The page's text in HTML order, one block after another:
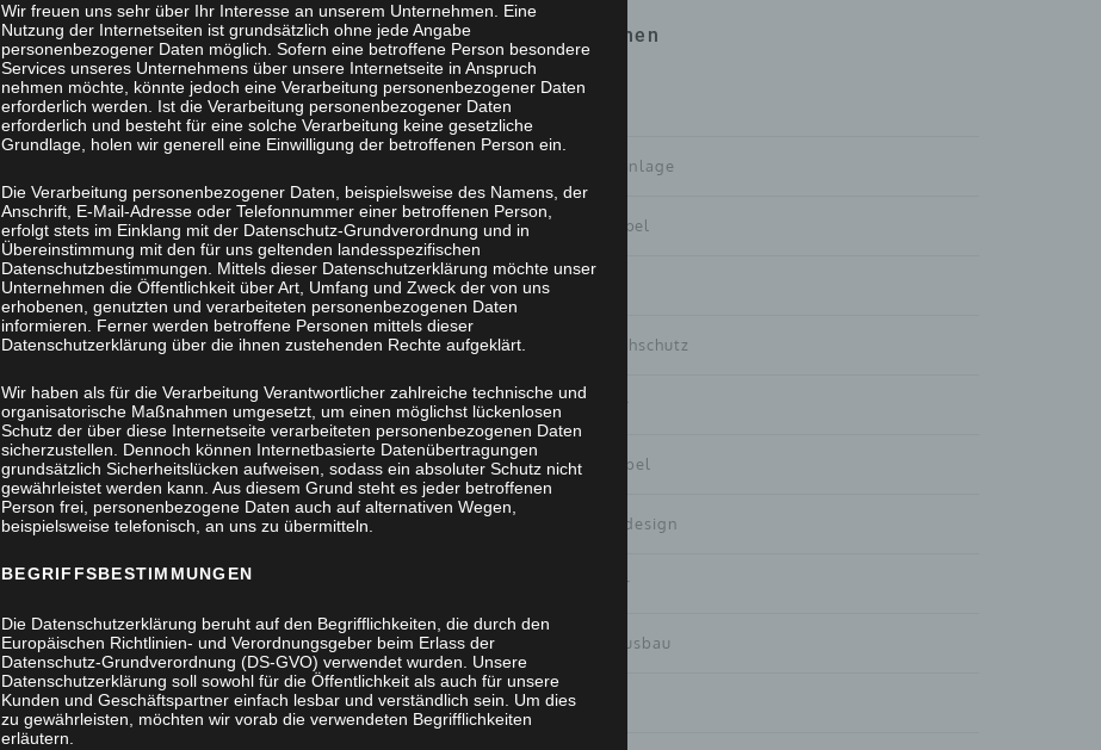
Themen
Außenanlage
Badmöbel
Einbruchschutz
Fenster
Flurmöbel
Gartendesign
Haustür
Innenausbau
Interna
Wir freuen uns sehr über Ihr Interesse an unserem Unternehmen. Eine
Nutzung der Internetseiten ist grundsätzlich ohne jede Angabe
personenbezogener Daten möglich. Sofern eine betroffene Person besondere
Services unseres Unternehmens über unsere Internetseite in Anspruch
nehmen möchte, könnte jedoch eine Verarbeitung personenbezogener Daten
erforderlich werden. Ist die Verarbeitung personenbezogener Daten
erforderlich und besteht für eine solche Verarbeitung keine gesetzliche
Grundlage, holen wir generell eine Einwilligung der betroffenen Person ein.
Die Verarbeitung personenbezogener Daten, beispielsweise des Namens, der
Anschrift, E-Mail-Adresse oder Telefonnummer einer betroffenen Person,
erfolgt stets im Einklang mit der Datenschutz-Grundverordnung und in
Übereinstimmung mit den für uns geltenden landesspezifischen
Datenschutzbestimmungen. Mittels dieser Datenschutzerklärung möchte unser
Unternehmen die Öffentlichkeit über Art, Umfang und Zweck der von uns
erhobenen, genutzten und verarbeiteten personenbezogenen Daten
informieren. Ferner werden betroffene Personen mittels dieser
Datenschutzerklärung über die ihnen zustehenden Rechte aufgeklärt.
Wir haben als für die Verarbeitung Verantwortlicher zahlreiche technische und
organisatorische Maßnahmen umgesetzt, um einen möglichst lückenlosen
Schutz der über diese Internetseite verarbeiteten personenbezogenen Daten
sicherzustellen. Dennoch können Internetbasierte Datenübertragungen
grundsätzlich Sicherheitslücken aufweisen, sodass ein absoluter Schutz nicht
gewährleistet werden kann. Aus diesem Grund steht es jeder betroffenen
Person frei, personenbezogene Daten auch auf alternativen Wegen,
beispielsweise telefonisch, an uns zu übermitteln.
BEGRIFFSBESTIMMUNGEN
Die Datenschutzerklärung beruht auf den Begrifflichkeiten, die durch den
Europäischen Richtlinien- und Verordnungsgeber beim Erlass der
Datenschutz-Grundverordnung (DS-GVO) verwendet wurden. Unsere
Datenschutzerklärung soll sowohl für die Öffentlichkeit als auch für unsere
Kunden und Geschäftspartner einfach lesbar und verständlich sein. Um dies
zu gewährleisten, möchten wir vorab die verwendeten Begrifflichkeiten
erläutern.